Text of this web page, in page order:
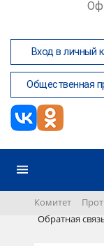
Вход в личный
Общественная
Комитет
Обратная